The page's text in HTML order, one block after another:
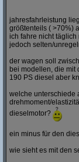
jahresfahrleistung
größtenteils ( >70%)
ich fahre nicht
jedoch selten/
der wagen soll
bei modellen, die mit
190 PS diesel aber
welche unterschiede
drehmoment/
dieselmotor?
ein minus für den
wie sieht es mit den